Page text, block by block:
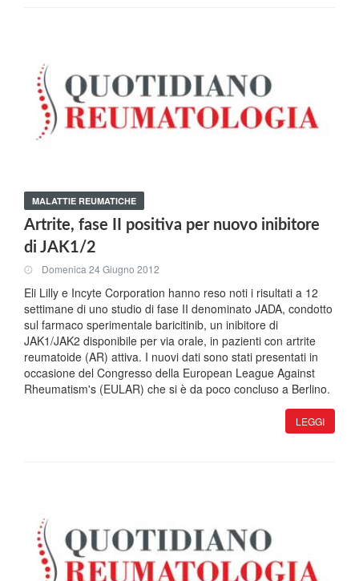
MALATTIE REUMATICHE
Artrite, fase II positiva per nuovo inibitore
di JAK1/2
Domenica 24 Giugno 2012
Eli Lilly e Incyte Corporation hanno reso noti i risultati a 12
settimane di uno studio di fase II denominato JADA, condotto
sul farmaco sperimentale baricitinib, un inibitore di
JAK1/JAK2 disponibile per via orale, in pazienti con artrite
reumatoide (AR) attiva. I nuovi dati sono stati presentati in
occasione del Congresso della European League Against
Rheumatism's (EULAR) che si è da poco concluso a Berlino.
LEGGI